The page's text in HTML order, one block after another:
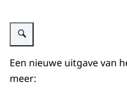
Vergroot afbeelding Digitaal
Een nieuwe uitgave van
meer: